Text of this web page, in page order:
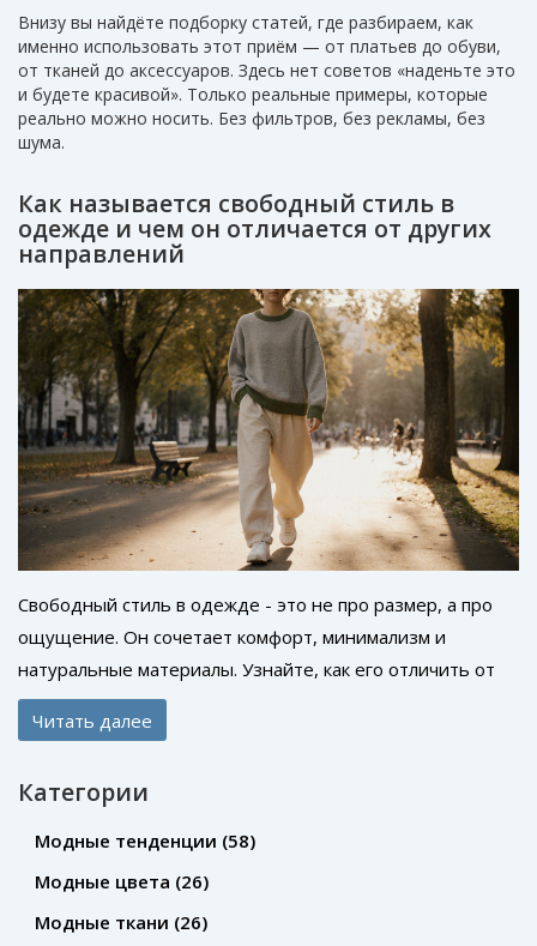
Внизу вы найдёте подборку статей, где разбираем, как
именно использовать этот приём — от платьев до обуви,
от тканей до аксессуаров. Здесь нет советов «наденьте это
и будете красивой». Только реальные примеры, которые
реально можно носить. Без фильтров, без рекламы, без
шума.
Как называется свободный стиль в
одежде и чем он отличается от других
направлений
Свободный стиль в одежде - это не про размер, а про
ощущение. Он сочетает комфорт, минимализм и
натуральные материалы. Узнайте, как его отличить от
уличной моды и бохо, и почему он стал главным трендом
2025 года.
Читать далее
Категории
Модные тенденции (58)
Модные цвета (26)
Модные ткани (26)